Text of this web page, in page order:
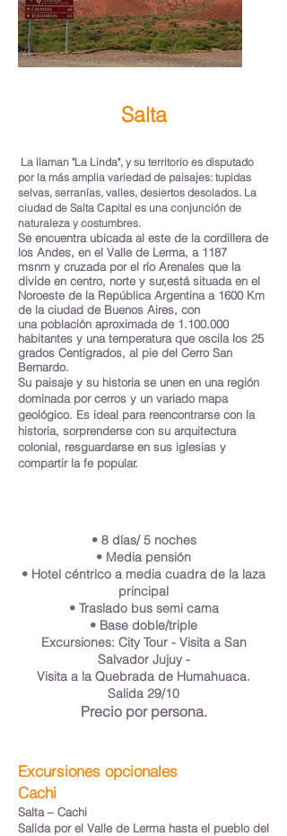
Salta
La llaman "La Linda", y su territorio es disputado
por la más amplia variedad de paisajes: tupidas
selvas, serranías, valles, desiertos desolados. La
ciudad de Salta Capital es una conjunción de
naturaleza y costumbres.
Se encuentra ubicada al este de la cordillera de
los Andes, en el Valle de Lerma, a 1187
msnm y cruzada por el río Arenales que la
divide en centro, norte y sur,está situada en el
Noroeste de la República Argentina a 1600 Km
de la ciudad de Buenos Aires, con
una población aproximada de 1.100.000
habitantes y una temperatura que oscila los 25
grados Centigrados, al pie del Cerro San
Bernardo.
Su paisaje y su historia se unen en una región
dominada por cerros y un variado mapa
geológico. Es ideal para reencontrarse con la
historia, sorprenderse con su arquitectura
colonial, resguardarse en sus iglesias y
compartir la fe popular.
• 8 días/ 5 noches
• Media pensión
• Hotel céntrico a media cuadra de la laza
principal
• Traslado bus semi cama
• Base doble/triple
Excursiones: City Tour - Visita a San
Salvador Jujuy -
Visita a la Quebrada de Humahuaca.
Salida 29/10
Precio por persona.
Excursiones opcionales
Cachi
Salta – Cachi
Salida por el Valle de Lerma hasta el pueblo del